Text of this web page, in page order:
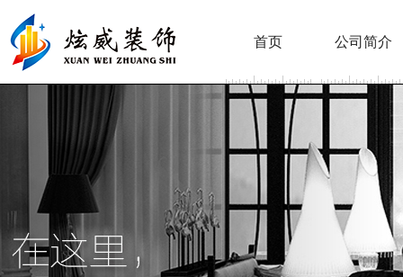
首页 公司简介